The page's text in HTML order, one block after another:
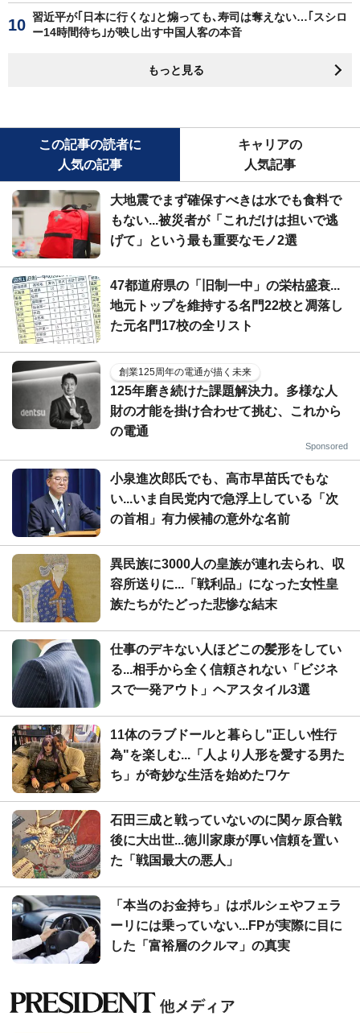
習近平が｢日本に行くな｣と煽っても､寿司は奪えない…｢スシロ
ー14時間待ち｣が映し出す中国人客の本音
もっと見る
この記事の読者に
人気の記事
キャリアの
人気記事
大地震でまず確保すべきは水でも食料で
もない...被災者が「これだけは担いで逃
げて」という最も重要なモノ2選
47都道府県の「旧制一中」の栄枯盛衰...
地元トップを維持する名門22校と凋落し
た元名門17校の全リスト
創業125周年の電通が描く未来
125年磨き続けた課題解決力。多様な人
財の才能を掛け合わせて挑む、これから
の電通
Sponsored
小泉進次郎氏でも、高市早苗氏でもな
い...いま自民党内で急浮上している「次
の首相」有力候補の意外な名前
異民族に3000人の皇族が連れ去られ、収
容所送りに...「戦利品」になった女性皇
族たちがたどった悲惨な結末
仕事のデキない人ほどこの髪形をしてい
る...相手から全く信頼されない「ビジネ
スで一発アウト」ヘアスタイル3選
11体のラブドールと暮らし"正しい性行
為"を楽しむ...「人より人形を愛する男た
ち」が奇妙な生活を始めたワケ
石田三成と戦っていないのに関ヶ原合戦
後に大出世...徳川家康が厚い信頼を置い
た「戦国最大の悪人」
「本当のお金持ち」はポルシェやフェラ
ーリには乗っていない...FPが実際に目に
した「富裕層のクルマ」の真実